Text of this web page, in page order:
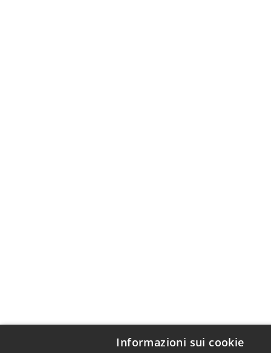
Informazioni sui cookie